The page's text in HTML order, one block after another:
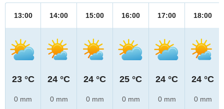
13:00
23 °C
0 mm
14:00
24 °C
0 mm
15:00
24 °C
0 mm
16:00
25 °C
0 mm
17:00
24 °C
0 mm
18:00
24 °C
0 mm